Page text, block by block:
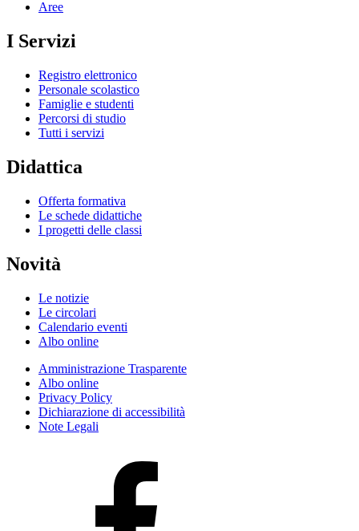
Aree
I Servizi
Registro elettronico
Personale scolastico
Famiglie e studenti
Percorsi di studio
Tutti i servizi
Didattica
Offerta formativa
Le schede didattiche
I progetti delle classi
Novità
Le notizie
Le circolari
Calendario eventi
Albo online
Amministrazione Trasparente
Albo online
Privacy Policy
Dichiarazione di accessibilità
Note Legali